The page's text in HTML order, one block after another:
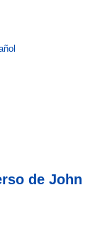
de John